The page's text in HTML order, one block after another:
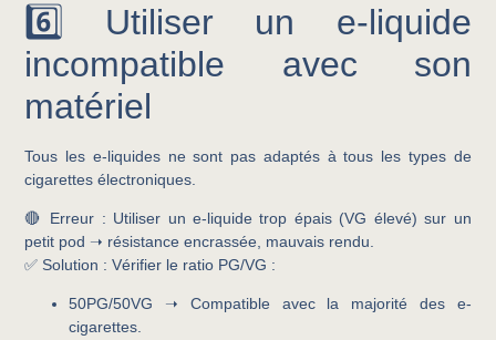
6️⃣ Utiliser un e-liquide
incompatible avec son
matériel
Tous les e-liquides ne sont pas adaptés à tous les types de
cigarettes électroniques.
🔴 Erreur : Utiliser un e-liquide trop épais (VG élevé) sur un
petit pod ➝ résistance encrassée, mauvais rendu.
✅ Solution : Vérifier le ratio PG/VG :
50PG/50VG ➝ Compatible avec la majorité des e-
cigarettes.